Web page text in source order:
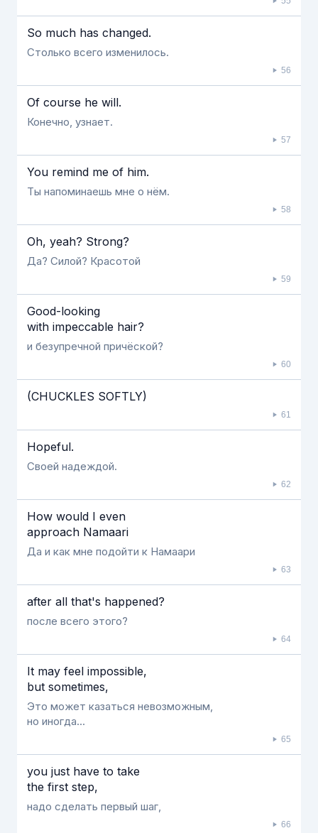
So much has changed.
Столько всего изменилось.
56
Of course he will.
Конечно, узнает.
57
You remind me of him.
Ты напоминаешь мне о нём.
58
Oh, yeah? Strong?
Да? Силой? Красотой
59
Good-looking
with impeccable hair?
и безупречной причёской?
60
(CHUCKLES SOFTLY)
61
Hopeful.
Своей надеждой.
62
How would I even
approach Namaari
Да и как мне подойти к Намаари
63
after all that's happened?
после всего этого?
64
It may feel impossible,
but sometimes,
Это может казаться невозможным,
но иногда...
65
you just have to take
the first step,
надо сделать первый шаг,
66